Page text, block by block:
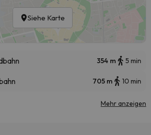
Siehe Karte
354 m 5 min
705 m 10 min
Mehr anzeigen